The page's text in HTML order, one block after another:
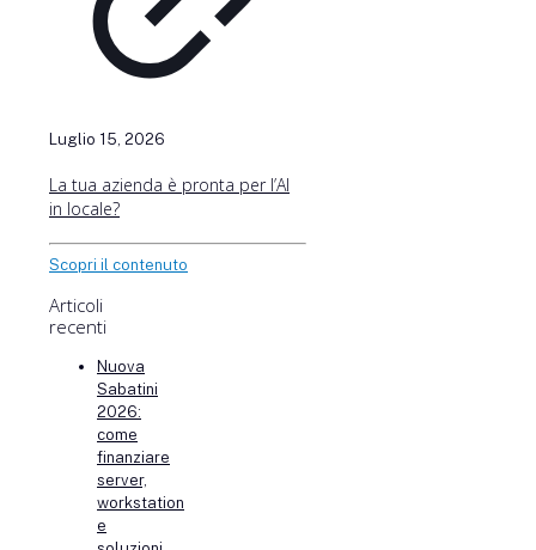
Luglio 15, 2026
La tua azienda è pronta per l’AI
in locale?
Scopri il contenuto
Articoli
recenti
Nuova
Sabatini
2026:
come
finanziare
server,
workstation
e